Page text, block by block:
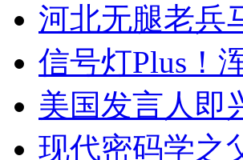
河北无腿老兵
信号灯Plus！
美国发言人即
现代密码学